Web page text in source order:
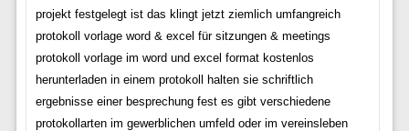
projekt festgelegt ist das klingt jetzt ziemlich umfangreich
protokoll vorlage word & excel für sitzungen & meetings
protokoll vorlage im word und excel format kostenlos
herunterladen in einem protokoll halten sie schriftlich
ergebnisse einer besprechung fest es gibt verschiedene
protokollarten im gewerblichen umfeld oder im vereinsleben